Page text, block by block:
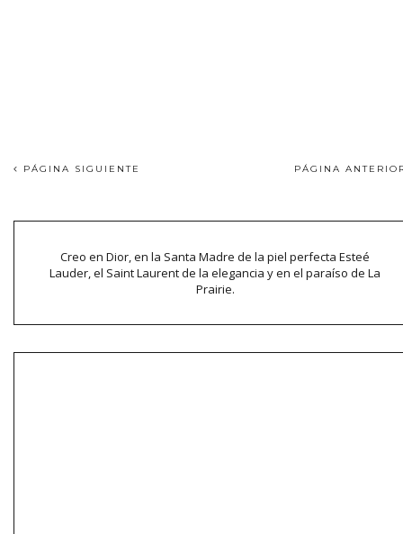
PÁGINA SIGUIENTE PÁGINA
Creo en Dior, en la Santa Madre de la piel perfecta Esteé
Lauder, el Saint Laurent de la elegancia y en el paraíso de La
Prairie.